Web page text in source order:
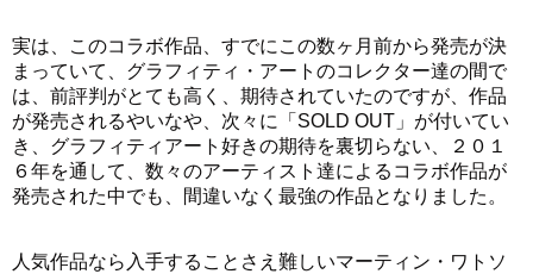
実は、このコラボ作品、すでにこの数ヶ月前から発売が決
まっていて、グラフィティ・アートのコレクター達の間で
は、前評判がとても高く、期待されていたのですが、作品
が発売されるやいなや、次々に「SOLD OUT」が付いてい
き、グラフィティアート好きの期待を裏切らない、２０１
６年を通して、数々のアーティスト達によるコラボ作品が
発売された中でも、間違いなく最強の作品となりました。
人気作品なら入手することさえ難しいマーティン・ワトソ